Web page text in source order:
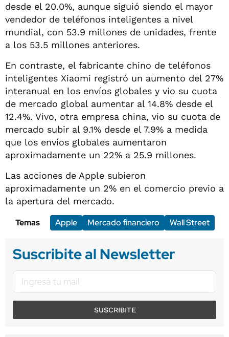
desde el 20.0%, aunque siguió siendo el mayor
vendedor de teléfonos inteligentes a nivel
mundial, con 53.9 millones de unidades, frente
a los 53.5 millones anteriores.
En contraste, el fabricante chino de teléfonos
inteligentes Xiaomi registró un aumento del 27%
interanual en los envíos globales y vio su cuota
de mercado global aumentar al 14.8% desde el
12.4%. Vivo, otra empresa china, vio su cuota de
mercado subir al 9.1% desde el 7.9% a medida
que los envíos globales aumentaron
aproximadamente un 22% a 25.9 millones.
Las acciones de Apple subieron
aproximadamente un 2% en el comercio previo a
la apertura del mercado.
Temas
Apple Mercado financiero Wall Street
Suscribite al Newsletter
SUSCRIBITE